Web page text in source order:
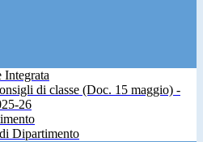
di classe (Doc. 15 maggio) -
26
Dipartimento